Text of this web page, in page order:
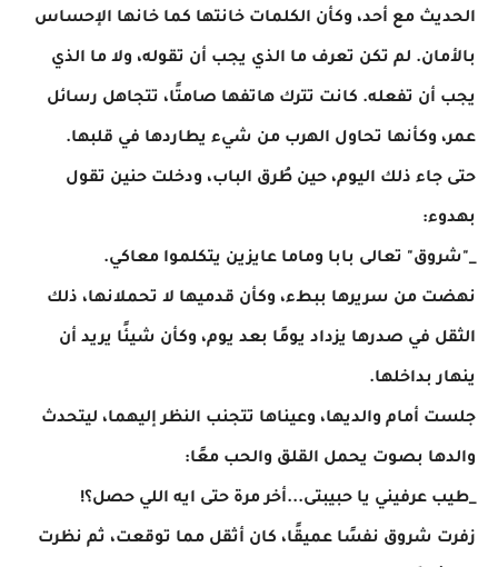
الحديث مع أحد، وكأن الكلمات خانتها كما خانها الإحساس
بالأمان. لم تكن تعرف ما الذي يجب أن تقوله، ولا ما الذي
يجب أن تفعله. كانت تترك هاتفها صامتًا، تتجاهل رسائل
عمر، وكأنها تحاول الهرب من شيء يطاردها في قلبها.
حتى جاء ذلك اليوم، حين طُرق الباب، ودخلت حنين تقول
بهدوء:
_"شروق" تعالى بابا وماما عايزين يتكلموا معاكي.
نهضت من سريرها ببطء، وكأن قدميها لا تحملانها، ذلك
الثقل في صدرها يزداد يومًا بعد يوم، وكأن شيئًا يريد أن
ينهار بداخلها.
جلست أمام والديها، وعيناها تتجنب النظر إليهما، ليتحدث
والدها بصوت يحمل القلق والحب معًا:
_طيب عرفيني يا حبيبتى...أخر مرة حتى ايه اللي حصل؟!
زفرت شروق نفسًا عميقًا، كان أثقل مما توقعت، ثم نظرت